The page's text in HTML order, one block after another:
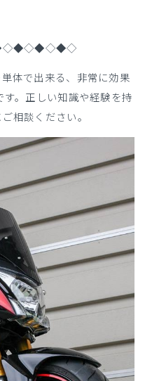
体で出来る、非常に効果
。正しい知識や経験を持
相談ください。